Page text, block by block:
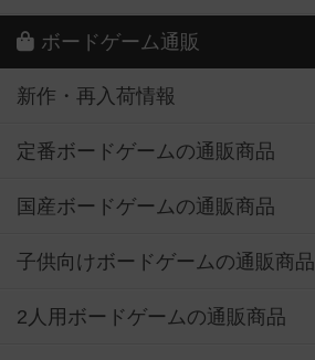
ボードゲーム通販
新作・再入荷情報
定番ボードゲームの通販商品
国産ボードゲームの通販商品
子供向けボードゲームの通販商品
2人用ボードゲームの通販商品